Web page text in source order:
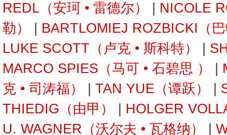
REDL（安珂 • 雷德尔）
NICOLE
勒）
BARTLOMIEJ ROZBICKI（
LUKE SCOTT（卢克 • 斯科特）
MARCO SPIES（马可 • 石碧思 ）
克 • 司涛福）
TAN YUE（谭跃）
THIEDIG（由甲）
HOLGER
U. WAGNER（沃尔夫 • 瓦格纳）